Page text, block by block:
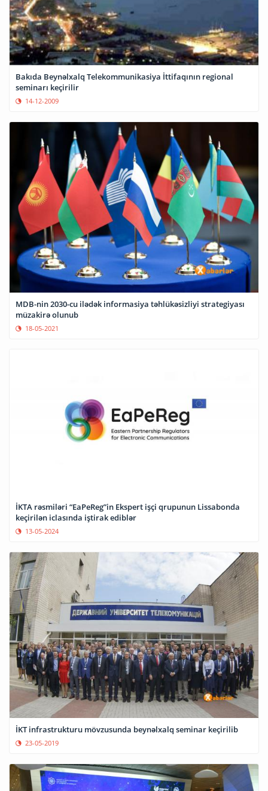
Bakıda Beynəlxalq Telekommunikasiya İttifaqının regional
seminarı keçirilir
14-12-2009
MDB-nin 2030-cu ilədək informasiya təhlükəsizliyi strategiyası
müzakirə olunub
18-05-2021
İKTA rəsmiləri “EaPeReg”in Ekspert işçi qrupunun Lissabonda
keçirilən iclasında iştirak ediblər
13-05-2024
İKT infrastrukturu mövzusunda beynəlxalq seminar keçirilib
23-05-2019